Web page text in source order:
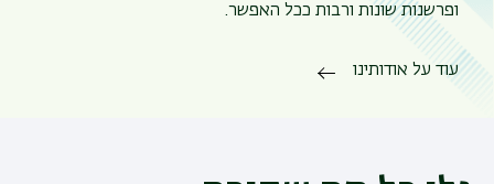
ופרשנות שונות ורבות ככל האפשר.
עוד על אודותינו